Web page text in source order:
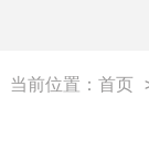
当前位置： 首页